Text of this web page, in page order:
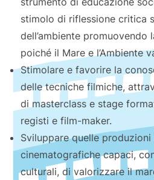
stimolo di riflessione critica
dell’ambiente promuovendo
poiché il Mare e l’Ambiente
Stimolare e favorire la
delle tecniche filmiche,
di masterclass e stage
registi e film-maker.
Sviluppare quelle
cinematografiche capaci,
culturali, di valorizzare il